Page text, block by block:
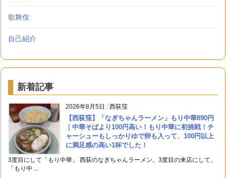
歌舞伎
自己紹介
新着記事
2026年8月5日 : 西荻窪
【西荻窪】「なぎちゃんラーメン」もり中華890円
｜中華そばより100円高い！もり中華に初挑戦！チ
ャーシューもしっかりゆで卵も入って、100円以上
に満足感の高い1杯でした！
3度目にして「もり中華」 西荻のなぎちゃんラーメン。3度目の来店にして、
「もり中 ...